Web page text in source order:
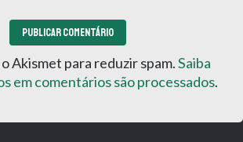
Akismet para reduzir spam.Saiba
em comentários são processados.